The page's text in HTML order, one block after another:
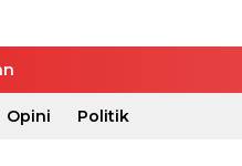
Opini Politik